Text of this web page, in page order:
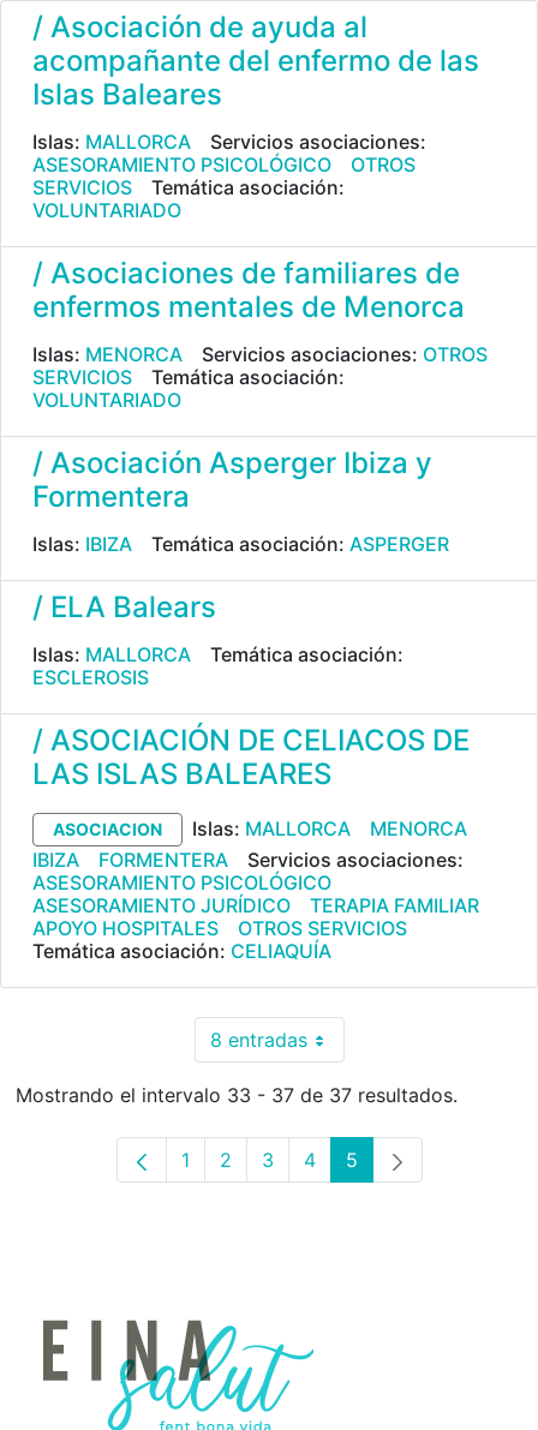
/ Asociación de ayuda al
acompañante del enfermo de las
Islas Baleares
Islas: MALLORCA
Servicios asociaciones:
ASESORAMIENTO PSICOLÓGICO
OTROS
SERVICIOS
Temática asociación:
VOLUNTARIADO
/ Asociaciones de familiares de
enfermos mentales de Menorca
Islas: MENORCA Servicios asociaciones: OTROS
SERVICIOS
Temática asociación:
VOLUNTARIADO
/ Asociación Asperger Ibiza y
Formentera
Islas: IBIZA Temática asociación: ASPERGER
/ ELA Balears
Islas: MALLORCA
Temática asociación:
ESCLEROSIS
/ ASOCIACIÓN DE CELIACOS DE
LAS ISLAS BALEARES
ASOCIACION Islas: MALLORCA
MENORCA
IBIZA
FORMENTERA
Servicios asociaciones:
ASESORAMIENTO PSICOLÓGICO
ASESORAMIENTO JURÍDICO
TERAPIA FAMILIAR
APOYO HOSPITALES
OTROS SERVICIOS
Temática asociación: CELIAQUÍA
8 entradasPor página
Mostrando el intervalo 33 - 37 de 37 resultados.
Página
1 Página
2 Página
3 Página
4 Página
5